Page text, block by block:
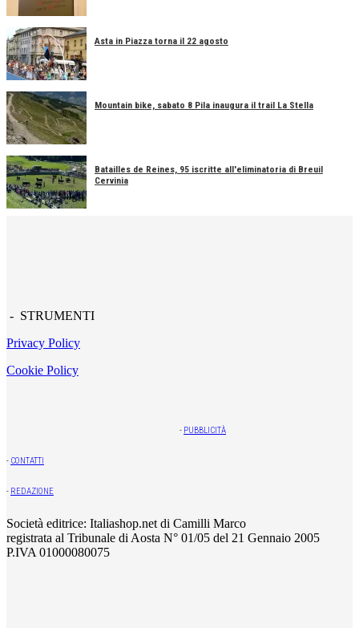
Asta in Piazza torna il 22 agosto
Mountain bike, sabato 8 Pila inaugura il trail La Stella
Batailles de Reines, 95 iscritte all'eliminatoria di Breuil
Cervinia
- STRUMENTI
Privacy Policy
Cookie Policy
- PUBBLICITÀ
- CONTATTI
- REDAZIONE
Società editrice: Italiashop.net di Camilli Marco
registrata al Tribunale di Aosta N° 01/05 del 21 Gennaio 2005
P.IVA 01000080075